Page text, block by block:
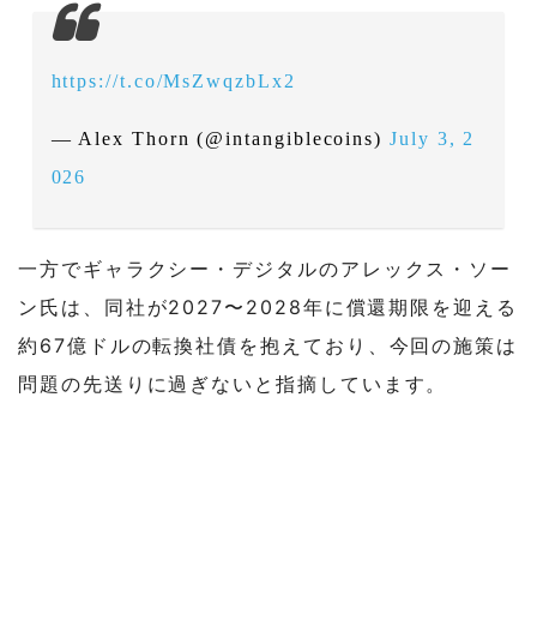
https://t.co/MsZwqzbLx2
— Alex Thorn (@intangiblecoins) July 3, 2
026
一方でギャラクシー・デジタルのアレックス・ソー
ン氏は、同社が2027〜2028年に償還期限を迎える
約67億ドルの転換社債を抱えており、今回の施策は
問題の先送りに過ぎないと指摘しています。